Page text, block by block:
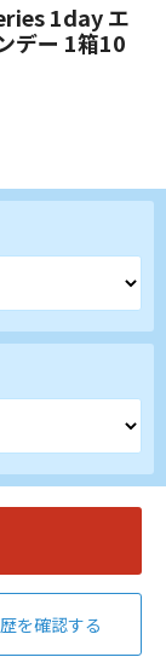
1day エ
デー 1箱10
を確認する